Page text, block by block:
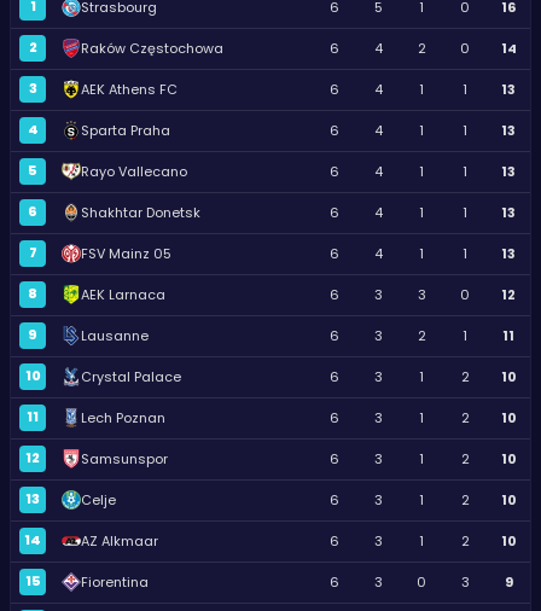
1 Strasbourg 6 5 1 0 16
2 Raków Częstochowa 6 4 2 0 14
3 AEK Athens FC 6 4 1 1 13
4 Sparta Praha 6 4 1 1 13
5 Rayo Vallecano 6 4 1 1 13
6 Shakhtar Donetsk 6 4 1 1 13
7 FSV Mainz 05 6 4 1 1 13
8 AEK Larnaca 6 3 3 0 12
9 Lausanne 6 3 2 1 11
10 Crystal Palace 6 3 1 2 10
11 Lech Poznan 6 3 1 2 10
12 Samsunspor 6 3 1 2 10
13 Celje 6 3 1 2 10
14 AZ Alkmaar 6 3 1 2 10
15 Fiorentina 6 3 0 3 9